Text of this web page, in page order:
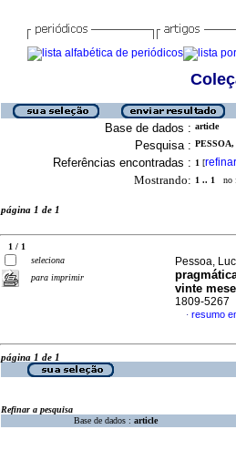
Base de dados : article
Pesquisa :
Referências encontradas : 1 [refinar
Mostrando: 1 .. 1 no
página 1 de 1
1 / 1
seleciona
para imprimir
Pessoa,
vinte
1809-5267
· resumo
página 1 de 1
Refinar a pesquisa
Base de dados : article